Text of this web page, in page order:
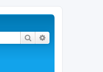
Etsi